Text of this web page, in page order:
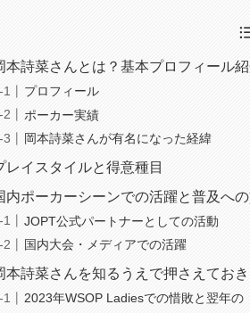
本詩菜さんとは？基本プロフィール
プロフィール
ポーカー実績
岡本詩菜さんが有名になった経緯
レイスタイルと得意種目
内ポーカーシーンでの活躍と普及へ
JOPT公式パートナーとしての活動
国内大会・メディアでの活躍
本詩菜さんを知るうえで押さえてお
2023年WSOP Ladiesでの惜敗と翌年の